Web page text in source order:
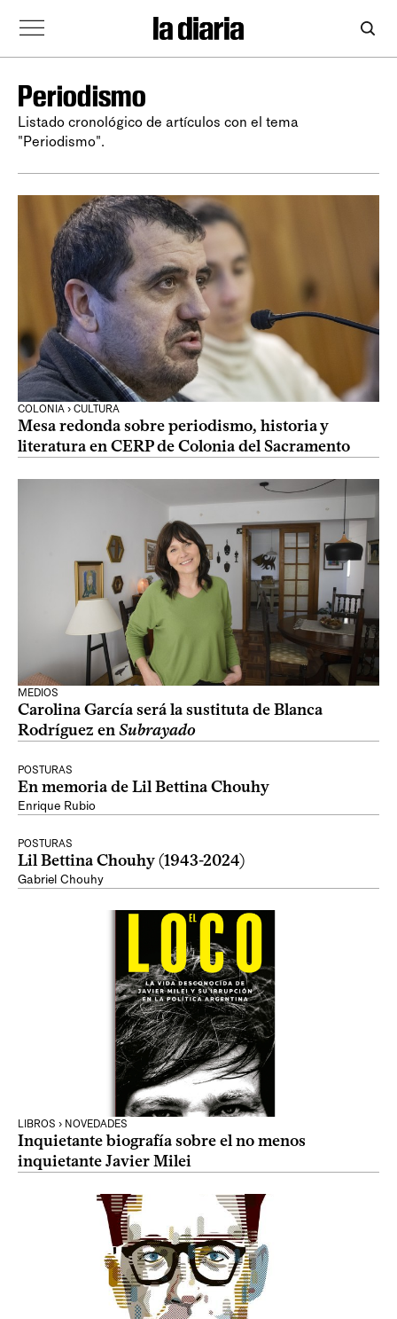
Periodismo
Listado cronológico de artículos con el tema
"Periodismo".
COLONIA › CULTURA
Mesa redonda sobre periodismo, historia y
literatura en CERP de Colonia del Sacramento
MEDIOS
Carolina García será la sustituta de Blanca
Rodríguez enSubrayado
POSTURAS
En memoria de Lil Bettina Chouhy
Enrique Rubio
POSTURAS
Lil Bettina Chouhy (1943-2024)
Gabriel Chouhy
LIBROS › NOVEDADES
Inquietante biografía sobre el no menos
inquietante Javier Milei